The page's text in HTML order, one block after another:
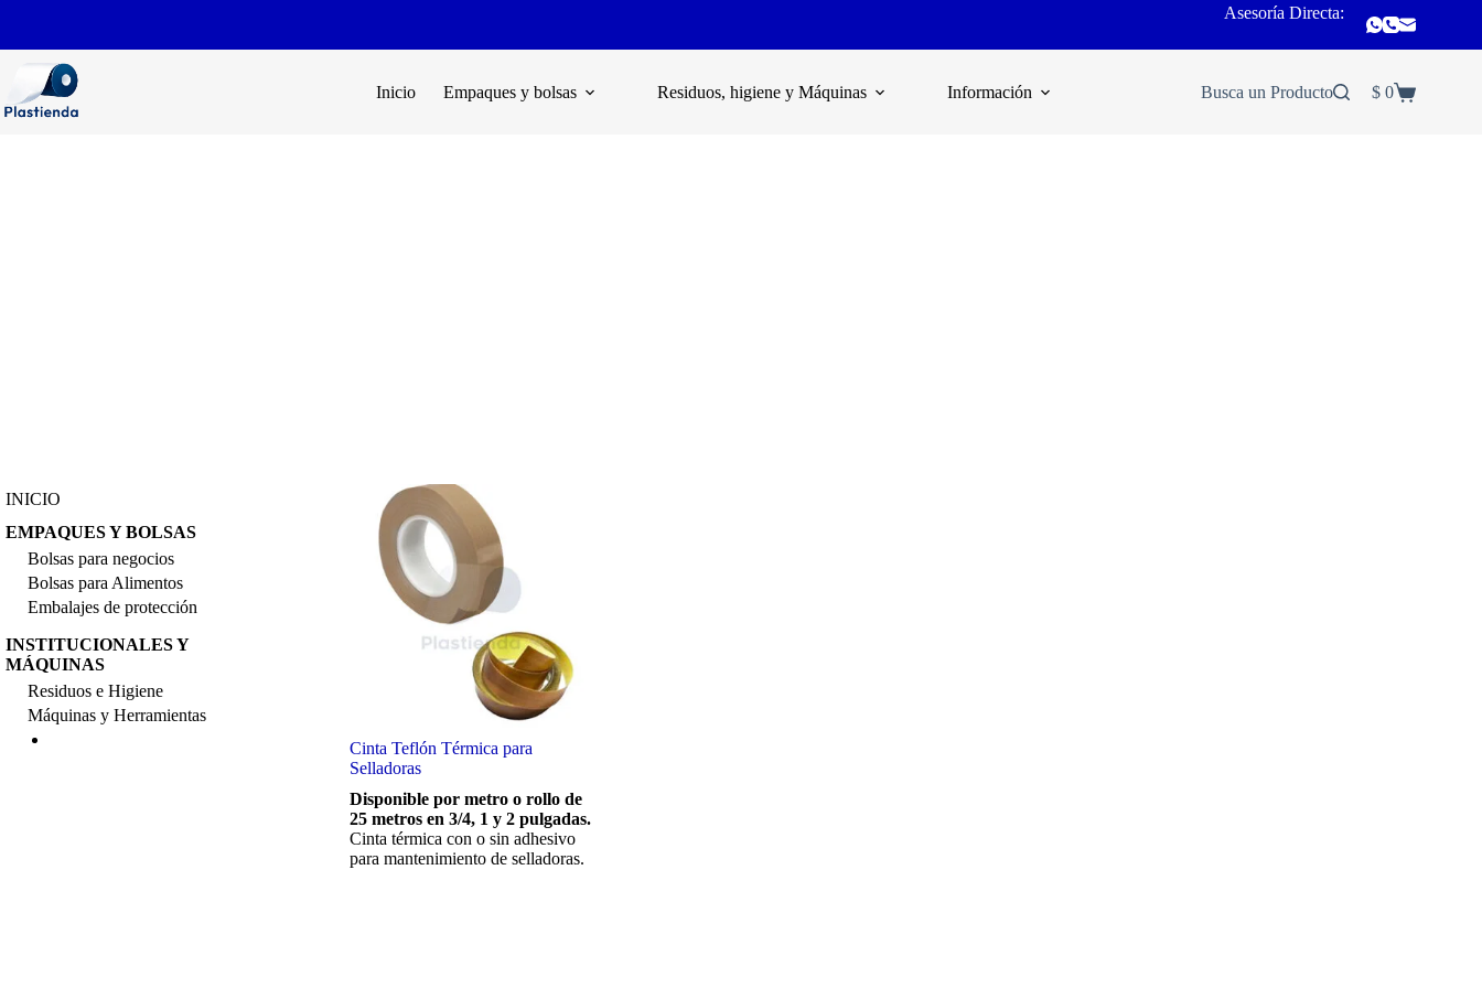
Asesoría Directa:
Inicio Empaques y bolsas Residuos, higiene y Máquinas Información Busca un Producto $ 0
Cinta Teflón Térmica para
Selladoras
Disponible por metro o rollo de
25 metros en 3/4, 1 y 2 pulgadas.
Cinta térmica con o sin adhesivo
para mantenimiento de selladoras.
INICIO
EMPAQUES Y BOLSAS
Bolsas para negocios
Bolsas para Alimentos
Embalajes de protección
INSTITUCIONALES Y
MÁQUINAS
Residuos e Higiene
Máquinas y Herramientas